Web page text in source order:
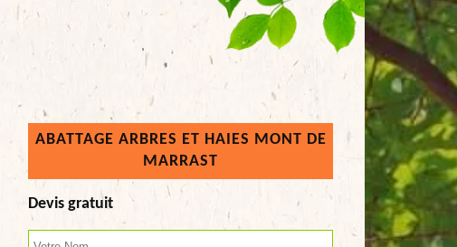
ABATTAGE ARBRES ET HAIES MONT DE
MARRAST
Devis gratuit